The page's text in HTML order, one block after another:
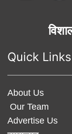
Quick Links
About Us
Our Team
Advertise Us